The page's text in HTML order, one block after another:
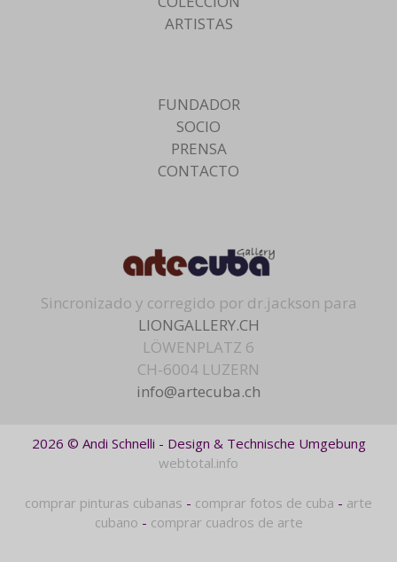
ARTISTAS
FUNDADOR
SOCIO
PRENSA
CONTACTO
Sincronizado y corregido por dr.jackson para
LIONGALLERY.CH
LÖWENPLATZ 6
CH-6004 LUZERN
info@artecuba.ch
2026 © Andi Schnelli - Design & Technische Umgebung
webtotal.info
comprar pinturas cubanas - comprar fotos de cuba - arte
cubano - comprar cuadros de arte